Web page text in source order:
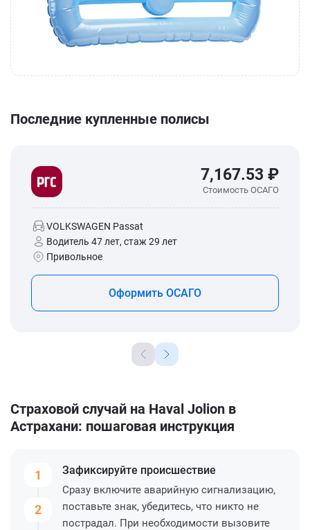
Последние купленные полисы
7,167.53 ₽
Стоимость ОСАГО
VOLKSWAGEN Passat
Водитель 47 лет, стаж 29 лет
Привольное
Оформить ОСАГО
Страховой случай на Haval Jolion в
Астрахани: пошаговая инструкция
1
2
Зафиксируйте происшествие
Сразу включите аварийную сигнализацию,
поставьте знак, убедитесь, что никто не
пострадал. При необходимости вызовите